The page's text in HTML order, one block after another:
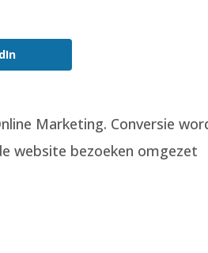
Marketing. Conversie
website bezoeken omgezet